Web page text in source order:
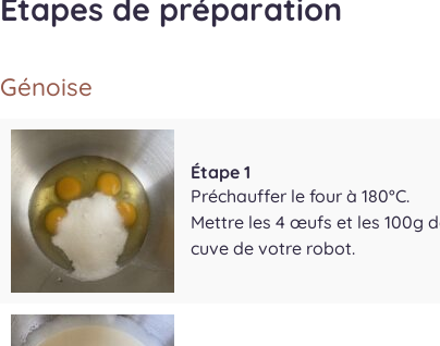
Étapes de préparation
Génoise
Étape 1
Préchauffer le four à 180°C.
Mettre les 4 œufs et les 100g
cuve de votre robot.